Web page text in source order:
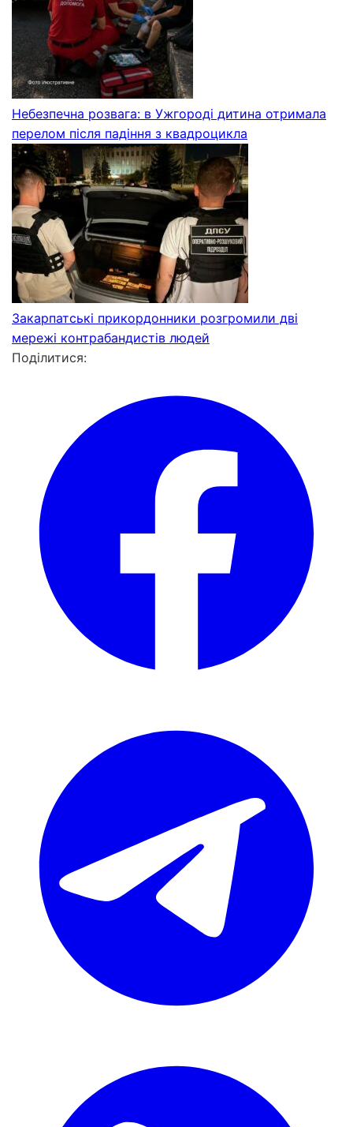
Небезпечна розвага: в Ужгороді дитина отримала
перелом після падіння з квадроцикла
Закарпатські прикордонники розгромили дві
мережі контрабандистів людей
Поділитися: